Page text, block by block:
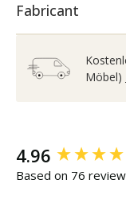
Fabricant
Möbel)
4.96
Based on 76
New content loaded